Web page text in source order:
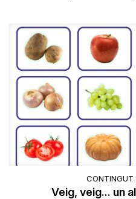
CONTINGUT
Veig, veig... un